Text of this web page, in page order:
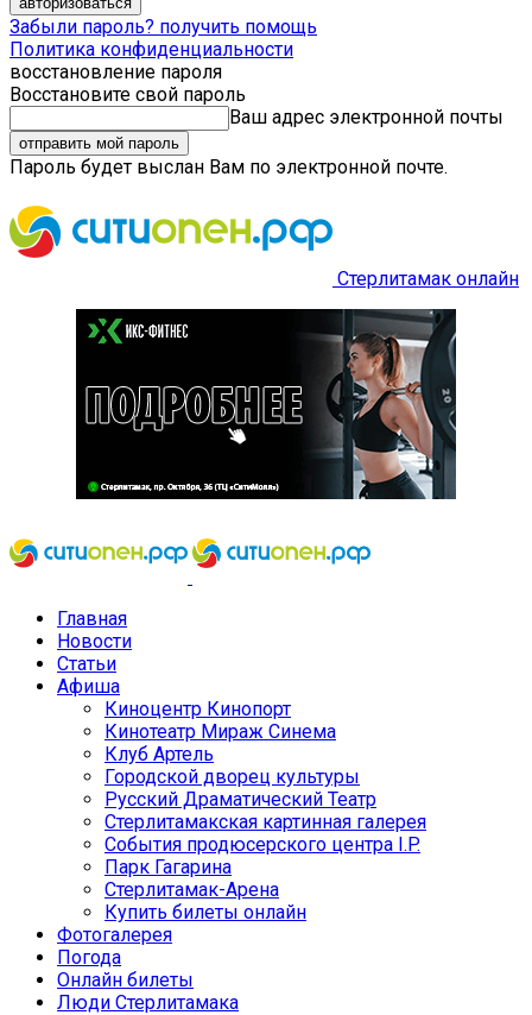
Забыли пароль? получить помощь
Политика конфиденциальности
восстановление пароля
Восстановите свой пароль
Ваш адрес электронной почты
Пароль будет выслан Вам по электронной почте.
Стерлитамак онлайн
Главная
Новости
Статьи
Афиша
Киноцентр Кинопорт
Кинотеатр Мираж Синема
Клуб Артель
Городской дворец культуры
Русский Драматический Театр
Стерлитамакская картинная галерея
События продюсерского центра I.P.
Парк Гагарина
Стерлитамак-Арена
Купить билеты онлайн
Фотогалерея
Погода
Онлайн билеты
Люди Стерлитамака